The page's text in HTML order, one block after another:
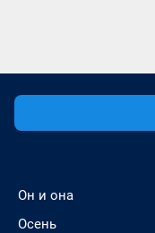
Он и она
Осень